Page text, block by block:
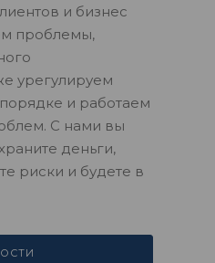
и бизнес
проблемы,
урегулируем
и работаем
С нами вы
деньги,
риски и будете в